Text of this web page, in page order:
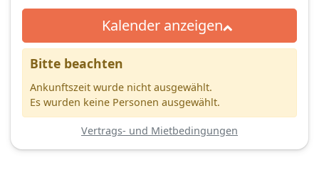
Kalender anzeigen
Bitte beachten
Ankunftszeit wurde nicht ausgewählt.
Es wurden keine Personen ausgewählt.
Vertrags- und Mietbedingungen